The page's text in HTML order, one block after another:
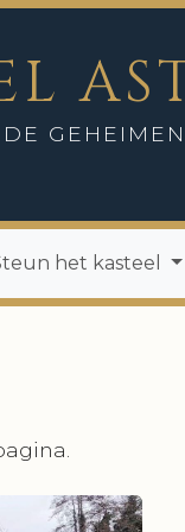
GEHEIMEN
het kasteel